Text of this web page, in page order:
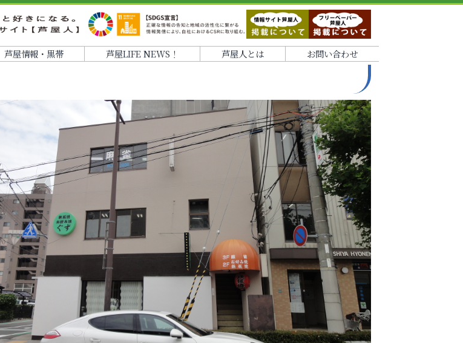
芦屋情報・黒帯 芦屋LIFE NEWS！ 芦屋人とは お問い合わせ